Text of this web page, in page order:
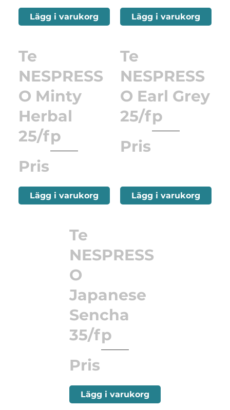
Lägg i varukorg Lägg i varukorg
Te
NESPRESS
O Minty
Herbal
25/fp
Pris
Lägg i varukorg
Te
NESPRESS
O Earl Grey
25/fp
Pris
Lägg i varukorg
Te
NESPRESS
O
Japanese
Sencha
35/fp
Pris
Lägg i varukorg